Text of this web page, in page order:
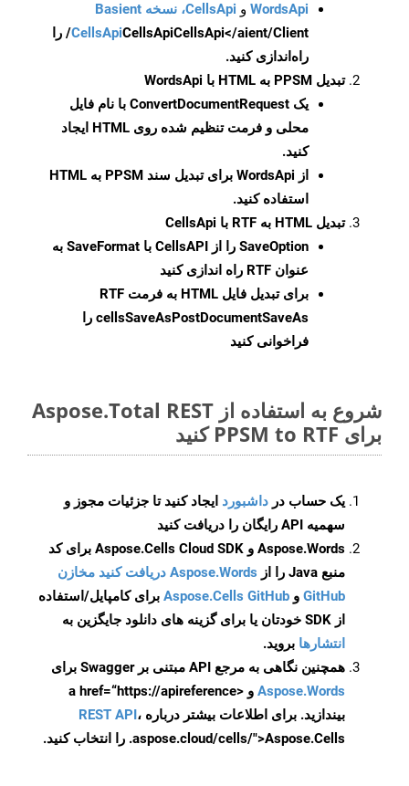
WordsApi و CellsApi، نسخه Basient
CellsApiCellsApi
CellsApi</aient/Client/ را
راه‌اندازی کنید.
تبدیل PPSM به HTML با WordsApi
یک ConvertDocumentRequest با نام فایل
محلی و فرمت تنظیم شده روی HTML ایجاد
کنید.
از WordsApi برای تبدیل سند PPSM به HTML
استفاده کنید.
تبدیل HTML به RTF با CellsApi
SaveOption
را از CellsAPI با SaveFormat به
عنوان RTF راه اندازی کنید
برای تبدیل فایل HTML به فرمت
RTF
cellsSaveAsPostDocumentSaveAs را
فراخوانی کنید
شروع به استفاده از Aspose.Total REST
برای PPSM to RTF کنید
یک حساب در داشبورد ایجاد کنید تا جزئیات مجوز و
سهمیه API رایگان را دریافت کنید
Aspose.Words و Aspose.Cells Cloud SDK برای کد
منبع Java را از
Aspose.Words دریافت کنید مخازن
GitHub و Aspose.Cells GitHub برای کامپایل/استفاده
از SDK خودتان یا برای گزینه های دانلود جایگزین به
انتشارها بروید.
همچنین نگاهی به مرجع API مبتنی بر Swagger برای
Aspose.Words
و <a href=“https://apireference
بیندازید. برای اطلاعات بیشتر درباره REST API،
.aspose.cloud/cells/">Aspose.Cells را انتخاب کنید.